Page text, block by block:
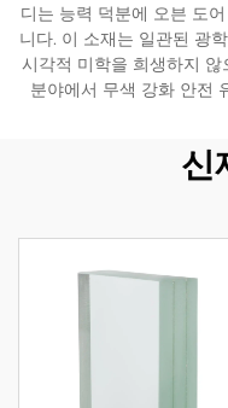
디는 능력 덕분에 오븐 도
니다. 이 소재는 일관된 광
시각적 미학을 희생하지
분야에서 무색 강화 안전
신